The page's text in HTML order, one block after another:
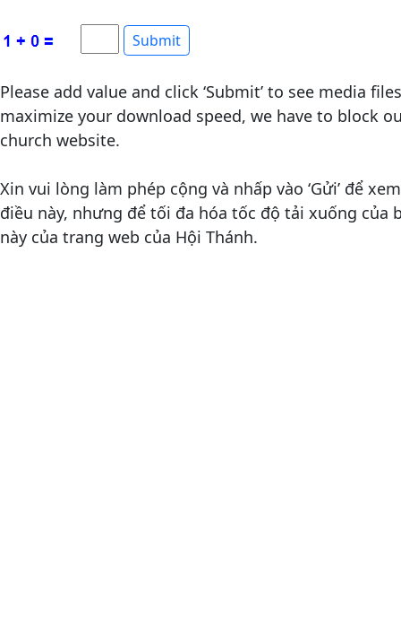
Please add value and click ‘Submit’ to see media
maximize your download speed, we have to block
church website.
Xin vui lòng làm phép cộng và nhấp vào ‘Gửi’ để
điều này, nhưng để tối đa hóa tốc độ tải xuống của
này của trang web của Hội Thánh.